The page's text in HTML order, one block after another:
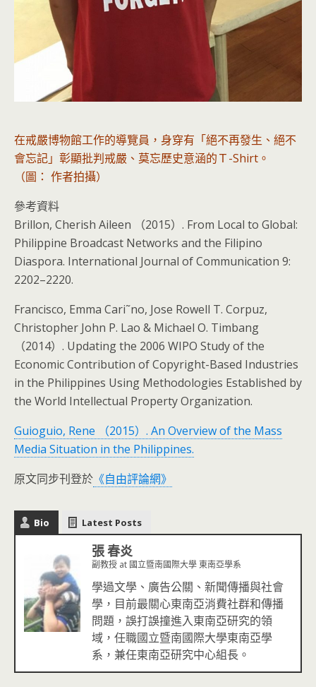
在戒嚴博物館工作的導覽員，身穿有「絕不再發生、絕不
會忘記」彰顯批判戒嚴、莫忘歷史意涵的Ｔ-Shirt。
（圖： 作者拍攝）
參考資料
Brillon, Cherish Aileen （2015）. From Local to Global:
Philippine Broadcast Networks and the Filipino
Diaspora. International Journal of Communication 9:
2202–2220.
Francisco, Emma Cari˜no, Jose Rowell T. Corpuz,
Christopher John P. Lao & Michael O. Timbang
（2014）. Updating the 2006 WIPO Study of the
Economic Contribution of Copyright-Based Industries
in the Philippines Using Methodologies Established by
the World Intellectual Property Organization.
Guioguio, Rene （2015）. An Overview of the Mass
Media Situation in the Philippines.
原文同步刊登於 《自由評論網》
Bio Latest Posts
張 春炎
副教授 at 國立暨南國際大學 東南亞學系
學過文學、廣告公關、新聞傳播與社會
學，目前最關心東南亞消費社群和傳播
問題，誤打誤撞進入東南亞研究的領
域，任職國立暨南國際大學東南亞學
系，兼任東南亞研究中心組長。